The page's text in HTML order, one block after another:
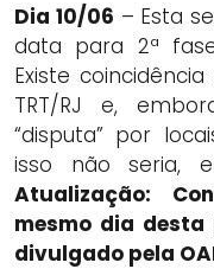
Dia 10/06 – Esta
data para 2ª
Existe
TRT/RJ e,
“disputa” por
isso não seria,
Atualização:
mesmo dia
divulgado pela